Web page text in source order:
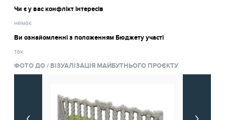
Чи є у вас конфлікт інтересів
немає
Ви ознайомленні з положенням Бюджету участі
так
ФОТО ДО / ВІЗУАЛІЗАЦІЯ МАЙБУТНЬОГО ПРОЄКТУ